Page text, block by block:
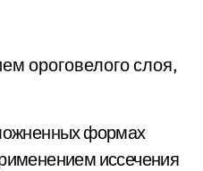
ороговелого слоя,
формах
иссечения